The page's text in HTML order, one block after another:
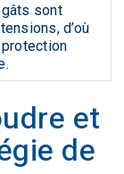
sont
d’où
protection
et
de